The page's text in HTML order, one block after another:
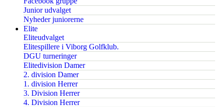
Junior udvalget
Nyheder juniorerne
Elite
Eliteudvalget
Elitespillere i Viborg Golfklub.
DGU turneringer
Elitedivision Damer
2. division Damer
1. division Herrer
3. Division Herrer
4. Division Herrer